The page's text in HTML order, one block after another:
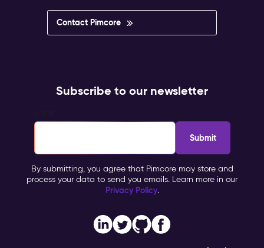
Contact Pimcore
Subscribe to our newsletter
By submitting, you agree that Pimcore may store and
process your data to send you emails. Learn more in our
Privacy Policy.